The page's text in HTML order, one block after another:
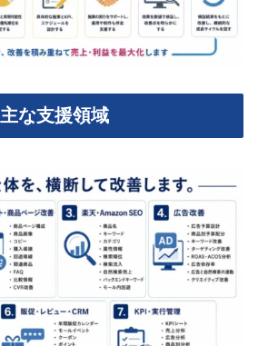
主な支援領域